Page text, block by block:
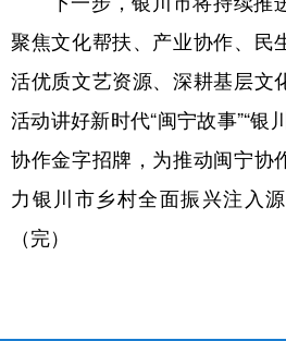
聚焦文化帮扶、产业协作、民
活优质文艺资源、深耕基层文
活动讲好新时代“闽宁故事”“银
协作金字招牌，为推动闽宁协
力银川市乡村全面振兴注入
（完）